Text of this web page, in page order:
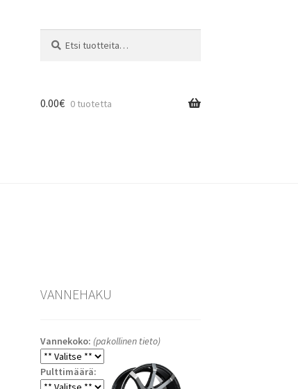
0.00€ 0 tuotetta
VANNEHAKU
Vannekoko: (pakollinen tieto)
Pulttimäärä: